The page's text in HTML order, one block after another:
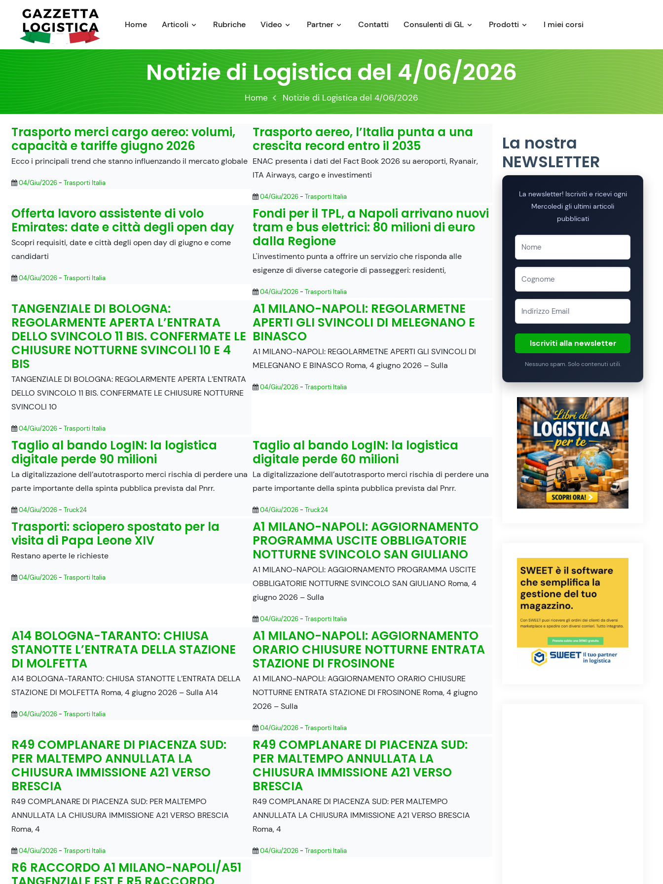
content
Home Articoli Rubriche Video Partner Contatti Consulenti di GL Prodotti I miei corsi
Notizie di Logistica del 4/06/2026
Home Notizie di Logistica del 4/06/2026
Trasporto merci cargo aereo: volumi,
capacità e tariffe giugno 2026
Ecco i principali trend che stanno influenzando il mercato globale
04/Giu/2026- Trasporti Italia
Trasporto aereo, l’Italia punta a una
crescita record entro il 2035
ENAC presenta i dati del Fact Book 2026 su aeroporti, Ryanair,
ITA Airways, cargo e investimenti
04/Giu/2026- Trasporti Italia
Offerta lavoro assistente di volo
Emirates: date e città degli open day
Scopri requisiti, date e città degli open day di giugno e come
candidarti
04/Giu/2026- Trasporti Italia
Fondi per il TPL, a Napoli arrivano nuovi
tram e bus elettrici: 80 milioni di euro
dalla Regione
L'investimento punta a offrire un servizio che risponda alle
esigenze di diverse categorie di passeggeri: residenti,
04/Giu/2026- Trasporti Italia
TANGENZIALE DI BOLOGNA:
REGOLARMENTE APERTA L’ENTRATA
DELLO SVINCOLO 11 BIS. CONFERMATE LE
CHIUSURE NOTTURNE SVINCOLI 10 E 4
BIS
TANGENZIALE DI BOLOGNA: REGOLARMENTE APERTA L’ENTRATA
DELLO SVINCOLO 11 BIS. CONFERMATE LE CHIUSURE NOTTURNE
SVINCOLI 10
04/Giu/2026- Trasporti Italia
A1 MILANO-NAPOLI: REGOLARMETNE
APERTI GLI SVINCOLI DI MELEGNANO E
BINASCO
A1 MILANO-NAPOLI: REGOLARMETNE APERTI GLI SVINCOLI DI
MELEGNANO E BINASCO Roma, 4 giugno 2026 – Sulla
04/Giu/2026- Trasporti Italia
Taglio al bando LogIN: la logistica
digitale perde 90 milioni
La digitalizzazione dell’autotrasporto merci rischia di perdere una
parte importante della spinta pubblica prevista dal Pnrr.
04/Giu/2026- Truck24
Taglio al bando LogIN: la logistica
digitale perde 60 milioni
La digitalizzazione dell’autotrasporto merci rischia di perdere una
parte importante della spinta pubblica prevista dal Pnrr.
04/Giu/2026- Truck24
Trasporti: sciopero spostato per la
visita di Papa Leone XIV
Restano aperte le richieste
04/Giu/2026- Trasporti Italia
A1 MILANO-NAPOLI: AGGIORNAMENTO
PROGRAMMA USCITE OBBLIGATORIE
NOTTURNE SVINCOLO SAN GIULIANO
A1 MILANO-NAPOLI: AGGIORNAMENTO PROGRAMMA USCITE
OBBLIGATORIE NOTTURNE SVINCOLO SAN GIULIANO Roma, 4
giugno 2026 – Sulla
04/Giu/2026- Trasporti Italia
A14 BOLOGNA-TARANTO: CHIUSA
STANOTTE L’ENTRATA DELLA STAZIONE
DI MOLFETTA
A14 BOLOGNA-TARANTO: CHIUSA STANOTTE L’ENTRATA DELLA
STAZIONE DI MOLFETTA Roma, 4 giugno 2026 – Sulla A14
04/Giu/2026- Trasporti Italia
A1 MILANO-NAPOLI: AGGIORNAMENTO
ORARIO CHIUSURE NOTTURNE ENTRATA
STAZIONE DI FROSINONE
A1 MILANO-NAPOLI: AGGIORNAMENTO ORARIO CHIUSURE
NOTTURNE ENTRATA STAZIONE DI FROSINONE Roma, 4 giugno
2026 – Sulla
04/Giu/2026- Trasporti Italia
R49 COMPLANARE DI PIACENZA SUD:
PER MALTEMPO ANNULLATA LA
CHIUSURA IMMISSIONE A21 VERSO
BRESCIA
R49 COMPLANARE DI PIACENZA SUD: PER MALTEMPO
ANNULLATA LA CHIUSURA IMMISSIONE A21 VERSO BRESCIA
Roma, 4
04/Giu/2026- Trasporti Italia
R49 COMPLANARE DI PIACENZA SUD:
PER MALTEMPO ANNULLATA LA
CHIUSURA IMMISSIONE A21 VERSO
BRESCIA
R49 COMPLANARE DI PIACENZA SUD: PER MALTEMPO
ANNULLATA LA CHIUSURA IMMISSIONE A21 VERSO BRESCIA
Roma, 4
04/Giu/2026- Trasporti Italia
R6 RACCORDO A1 MILANO-NAPOLI/A51
La nostra
NEWSLETTER
La newsletter! Iscriviti e ricevi ogni
Mercoledi gli ultimi articoli
pubblicati
Iscriviti alla newsletter
Nessuno spam. Solo contenuti utili.